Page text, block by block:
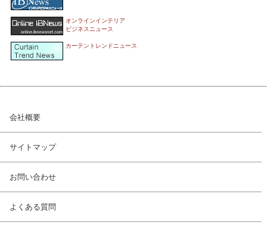
オンラインインテリア
ビジネスニュース
カーテントレンドニュース
会社概要
サイトマップ
お問い合わせ
よくある質問